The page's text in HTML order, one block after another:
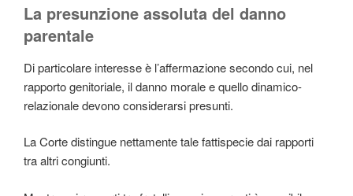
La presunzione assoluta del danno
parentale
Di particolare interesse è l’affermazione secondo cui, nel
rapporto genitoriale, il danno morale e quello dinamico-
relazionale devono considerarsi presunti.
La Corte distingue nettamente tale fattispecie dai rapporti
tra altri congiunti.